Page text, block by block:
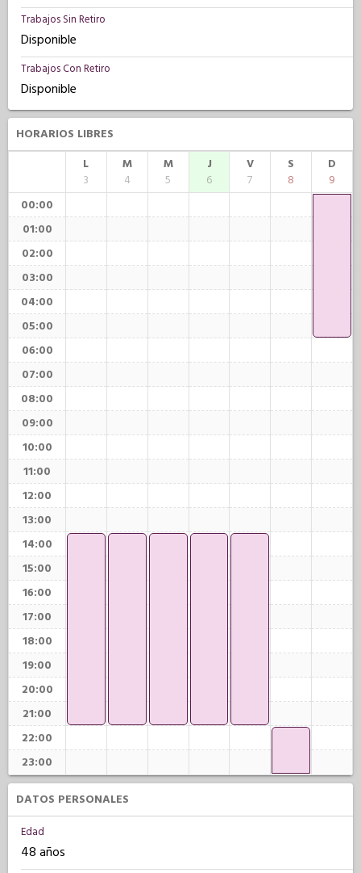
Trabajos Sin Retiro
Disponible
Trabajos Con Retiro
Disponible
HORARIOS LIBRES
L
3
M
4
M
5
J
6
V
7
S
8
D
9
00:00
01:00
02:00
03:00
04:00
05:00
06:00
07:00
08:00
09:00
10:00
11:00
12:00
13:00
14:00
15:00
16:00
17:00
18:00
19:00
20:00
21:00
22:00
23:00
DATOS PERSONALES
Edad
48 años